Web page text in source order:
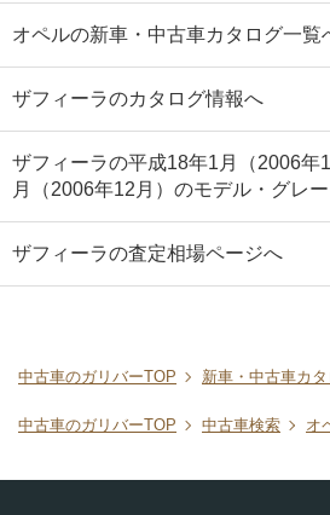
オペルの新車・中古車カタログ一覧
ザフィーラのカタログ情報へ
ザフィーラの平成18年1月（2006年
月（2006年12月）のモデル・グレ
ザフィーラの査定相場ページへ
中古車のガリバーTOP 新車・中古車カ
中古車のガリバーTOP 中古車検索 オ